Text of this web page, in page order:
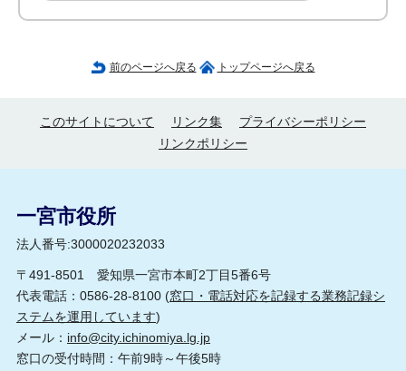
前のページへ戻る トップページへ戻る
このサイトについて リンク集
プライバシーポリシー
リンクポリシー
一宮市役所
法人番号:3000020232033
〒491-8501 愛知県一宮市本町2丁目5番6号
代表電話：0586-28-8100 (窓口・電話対応を記録する業務記録シ
ステムを運用しています)
メール： info@city.ichinomiya.lg.jp
窓口の受付時間：午前9時～午後5時